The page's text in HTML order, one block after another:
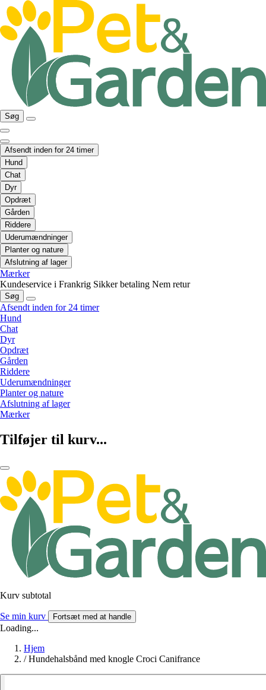
Søg
Afsendt inden for 24 timer
Hund
Chat
Dyr
Opdræt
Gården
Riddere
Uderumændninger
Planter og nature
Afslutning af lager
Mærker
Kundeservice i Frankrig Sikker betaling Nem retur
Søg
Afsendt inden for 24 timer
Hund
Chat
Dyr
Opdræt
Gården
Riddere
Uderumændninger
Planter og nature
Afslutning af lager
Mærker
Tilføjer til kurv...
Kurv subtotal
Se min kurv Fortsæt med at handle
Loading...
Hjem
/ Hundehalsbånd med knogle Croci Canifrance